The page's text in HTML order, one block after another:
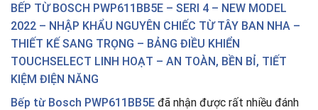
BẾP TỪ BOSCH PWP611BB5E – SERI 4 – NEW MODEL
2022 – NHẬP KHẨU NGUYÊN CHIẾC TỪ TÂY BAN NHA –
THIẾT KẾ SANG TRỌNG – BẢNG ĐIỀU KHIỂN
TOUCHSELECT LINH HOẠT – AN TOÀN, BỀN BỈ, TIẾT
KIỆM ĐIỆN NĂNG
Bếp từ Bosch PWP611BB5E đã nhận được rất nhiều đánh